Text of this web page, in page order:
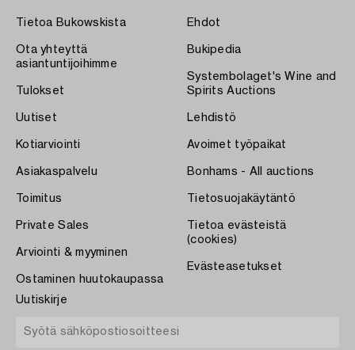
Tietoa Bukowskista
Ota yhteyttä
asiantuntijoihimme
Tulokset
Uutiset
Kotiarviointi
Asiakaspalvelu
Toimitus
Private Sales
Arviointi & myyminen
Ostaminen huutokaupassa
Ehdot
Bukipedia
Systembolaget's Wine and
Spirits Auctions
Lehdistö
Avoimet työpaikat
Bonhams - All auctions
Tietosuojakäytäntö
Tietoa evästeistä
(cookies)
Evästeasetukset
Uutiskirje